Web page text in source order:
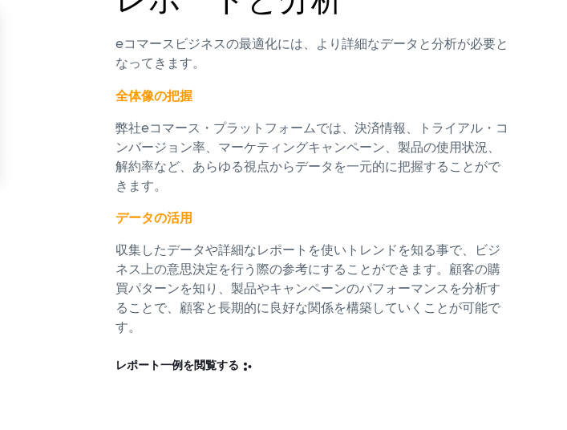
eコマースビジネスの最適化には、より詳細なデータと分析が必要と
なってきます。
全体像の把握
弊社eコマース・プラットフォームでは、決済情報、トライアル・コ
ンバージョン率、マーケティングキャンペーン、製品の使用状況、
解約率など、あらゆる視点からデータを一元的に把握することがで
きます。
データの活用
収集したデータや詳細なレポートを使いトレンドを知る事で、ビジ
ネス上の意思決定を行う際の参考にすることができます。顧客の購
買パターンを知り、製品やキャンペーンのパフォーマンスを分析す
ることで、顧客と長期的に良好な関係を構築していくことが可能で
す。